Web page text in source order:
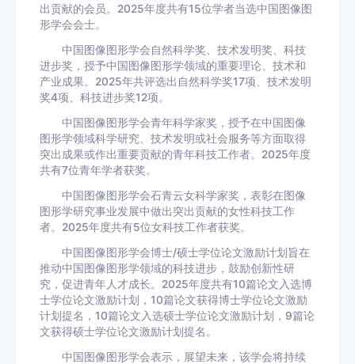
出贡献的会员。2025年度共有15位学者当选中国图像图
形学会会士。
中国图像图形学会自然科学奖、技术发明奖、科技
进步奖，授予中国图像图形学领域的重要理论、技术和
产业成果。2025年共评选出自然科学奖17项、技术发明
奖4项、科技进步奖12项。
中国图像图形学会青年科学家奖，授予在中国图像
图形学领域科学研究、技术发明或社会服务等方面取得
突出成果或作出重要贡献的青年科技工作者。2025年度
共有7位青年学者获奖。
中国图像图形学会石青云女科学家奖，表彰在图像
图形学研究事业发展中做出突出贡献的女性科技工作
者。2025年度共有5位女科技工作者获奖。
中国图像图形学会博士/硕士学位论文激励计划旨在
推动中国图像图形学领域的科技进步，鼓励创新性研
究，促进青年人才成长。2025年度共有10篇论文入选博
士学位论文激励计划，10篇论文获得博士学位论文激励
计划提名，10篇论文入选硕士学位论文激励计划，9篇论
文获得硕士学位论文激励计划提名。
中国图像图形学会表示，展望未来，该学会将持续